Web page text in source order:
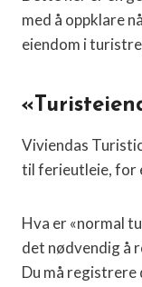
med å oppklare
eiendom i
Viviendas
til ferieutleie, for
Hva er «normal
det nødvendig å
Du må registrere